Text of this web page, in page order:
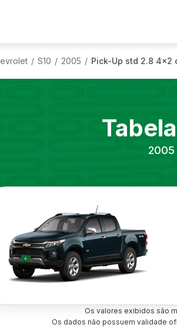
/ S10 / 2005 / Pick-Up std 2.8 4x2
2005
Os valores exibidos são
Os dados não possuem validade